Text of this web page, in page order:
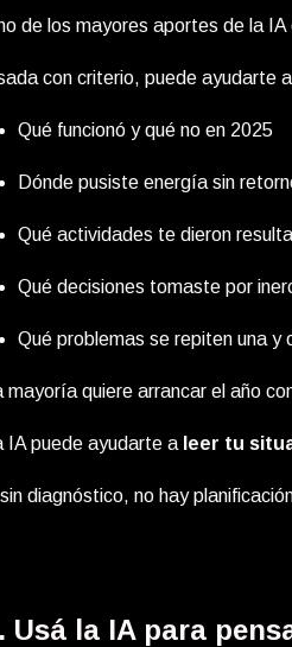
de los mayores aportes de la
con criterio, puede ayudarte
Qué funcionó y qué no en 2025
Dónde pusiste energía sin
Qué actividades te dieron
Qué decisiones tomaste por
Qué problemas se repiten una y
mayoría quiere arrancar el año
IA puede ayudarte a leer tu
diagnóstico, no hay
Usá la IA para